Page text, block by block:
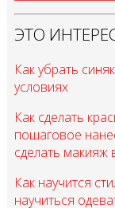
ЭТО
Как убрать
условиях
Как сделать
пошаговое
сделать макияж
Как научится
научиться